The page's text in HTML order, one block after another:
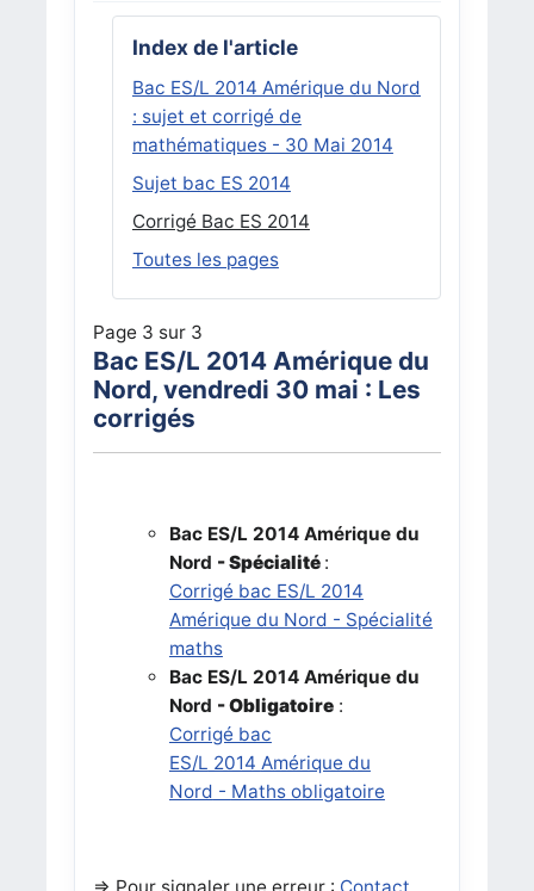
Index de l'article
Bac ES/L 2014 Amérique du Nord
: sujet et corrigé de
mathématiques - 30 Mai 2014
Sujet bac ES 2014
Corrigé Bac ES 2014
Toutes les pages
Page 3 sur 3
Bac ES/L 2014 Amérique du
Nord, vendredi 30 mai : Les
corrigés
Bac ES/L2014 Amérique du
Nord - Spécialité :
Corrigé bac ES/L 2014
Amérique du Nord - Spécialité
maths
Bac ES/L2014 Amérique du
Nord - Obligatoire :
Corrigé bac
ES/L 2014 Amérique du
Nord - Maths obligatoire